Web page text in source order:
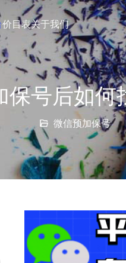
价目表关于我们
保号后如何
微信预加保号